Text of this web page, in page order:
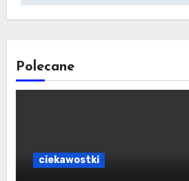
Polecane
ciekawostki